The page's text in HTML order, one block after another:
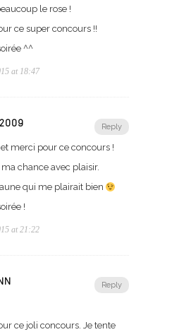
le rose !
ce super concours !!
^^
at 18:47
Reply
merci pour ce concours !
chance avec plaisir.
jaune qui me plairait bien
!
at 21:22
Reply
ce joli concours. Je tente